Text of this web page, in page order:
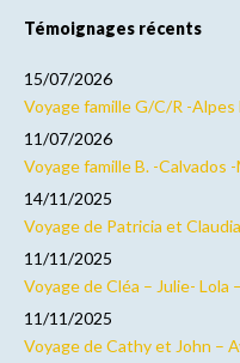
Témoignages récents
Voyage famille G/C/R -
15/07/2026
Voyage famille B. -Calvados
11/07/2026
Voyage de Patricia et
14/11/2025
Voyage de Cléa – Julie-
11/11/2025
Voyage de Cathy et John –
11/11/2025